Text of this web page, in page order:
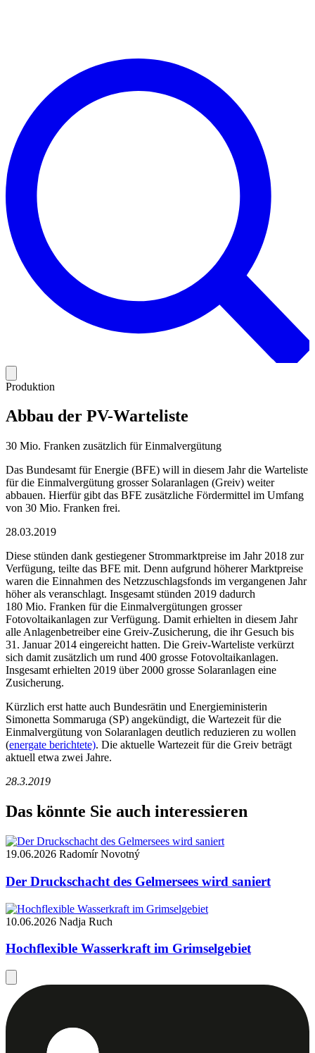
Produktion
Abbau der PV-Warteliste
30 Mio. Franken zusätzlich für Einmalvergütung
Das Bundesamt für Energie (BFE) will in diesem Jahr die Warteliste
für die Einmalvergütung grosser Solaranlagen (Greiv) weiter
abbauen. Hierfür gibt das BFE zusätzliche Fördermittel im Umfang
von 30 Mio. Franken frei.
28.03.2019
Diese stünden dank gestiegener Strommarktpreise im Jahr 2018 zur
Verfügung, teilte das BFE mit. Denn aufgrund höherer Marktpreise
waren die Einnahmen des Netzzuschlagsfonds im vergangenen Jahr
höher als veranschlagt. Insgesamt stünden 2019 dadurch
180 Mio. Franken für die Einmalvergütungen grosser
Fotovoltaikanlagen zur Verfügung. Damit erhielten in diesem Jahr
alle Anlagenbetreiber eine Greiv-Zusicherung, die ihr Gesuch bis
31. Januar 2014 eingereicht hatten. Die Greiv-Warteliste verkürzt
sich damit zusätzlich um rund 400 grosse Fotovoltaikanlagen.
Insgesamt erhielten 2019 über 2000 grosse Solaranlagen eine
Zusicherung.
Kürzlich erst hatte auch Bundesrätin und Energieministerin
Simonetta Sommaruga (SP) angekündigt, die Wartezeit für die
Einmalvergütung von Solaranlagen deutlich reduzieren zu wollen
(energate berichtete). Die aktuelle Wartezeit für die Greiv beträgt
aktuell etwa zwei Jahre.
28.3.2019
Das könnte Sie auch interessieren
19.06.2026 Radomír Novotný
Der Druckschacht des Gelmersees wird saniert
10.06.2026 Nadja Ruch
Hochflexible Wasserkraft im Grimselgebiet